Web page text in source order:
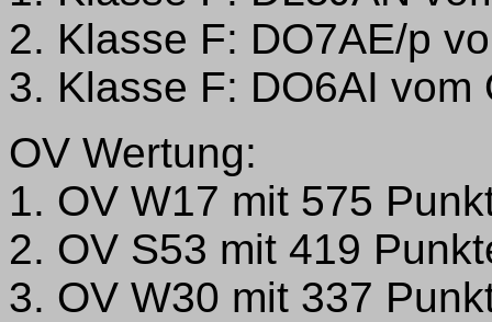
2. Klasse F: DO7AE/p
3. Klasse F: DO6AI
OV Wertung:
1. OV W17 mit 575
2. OV S53 mit 419
3. OV W30 mit 337